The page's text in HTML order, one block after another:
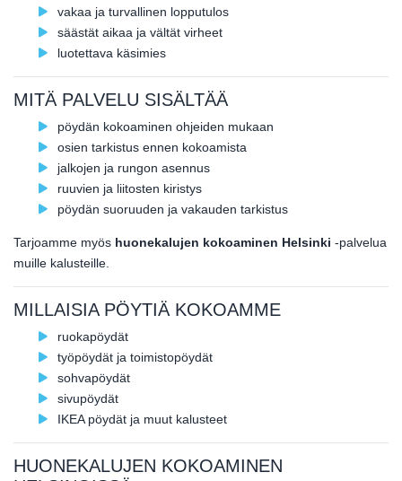
vakaa ja turvallinen lopputulos
säästät aikaa ja vältät virheet
luotettava käsimies
MITÄ PALVELU SISÄLTÄÄ
pöydän kokoaminen ohjeiden mukaan
osien tarkistus ennen kokoamista
jalkojen ja rungon asennus
ruuvien ja liitosten kiristys
pöydän suoruuden ja vakauden tarkistus
Tarjoamme myös huonekalujen kokoaminen Helsinki -palvelua
muille kalusteille.
MILLAISIA PÖYTIÄ KOKOAMME
ruokapöydät
työpöydät ja toimistopöydät
sohvapöydät
sivupöydät
IKEA pöydät ja muut kalusteet
HUONEKALUJEN KOKOAMINEN